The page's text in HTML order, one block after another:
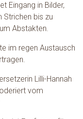
Eingang in Bilder,
Strichen bis zu
Abstakten.
im regen Austausch
Lilli-Hannah
vom